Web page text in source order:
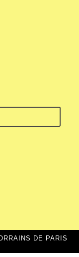
DE PARIS